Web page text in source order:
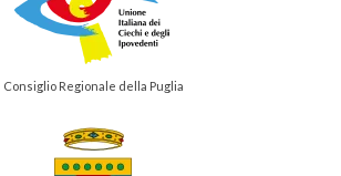
Consiglio Regionale della Puglia